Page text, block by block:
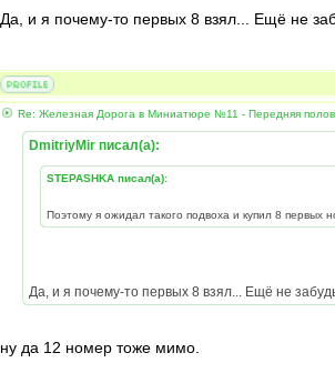
Да, и я почему-то первых 8 взял... Ещё не
Re: Железная Дорога в Миниатюре №11 - Передняя
DmitriyMir писал(а):
STEPASHKA писал(а):
Поэтому я ожидал такого подвоха и купил 8 первых
Да, и я почему-то первых 8 взял... Ещё не
ну да 12 номер тоже мимо.